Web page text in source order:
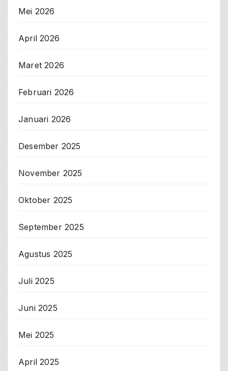
Mei 2026
April 2026
Maret 2026
Februari 2026
Januari 2026
Desember 2025
November 2025
Oktober 2025
September 2025
Agustus 2025
Juli 2025
Juni 2025
Mei 2025
April 2025